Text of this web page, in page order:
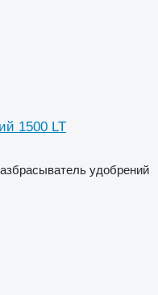
1500 LT
удобрений